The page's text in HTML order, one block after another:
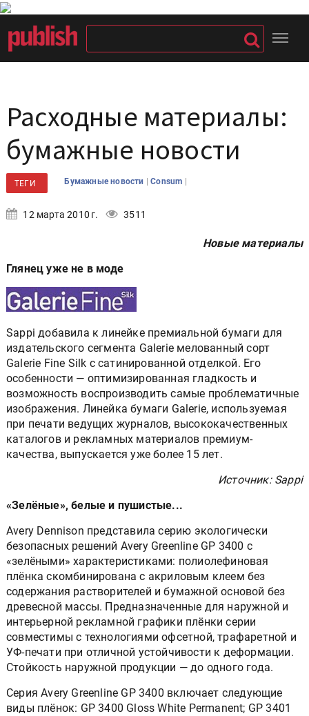
Расходные материалы:
бумажные новости
ТЕГИ Бумажные новости |Consum |
12 марта 2010 г. 3511
Новые материалы
Глянец уже не в моде
Sappi добавила к линейке премиальной бумаги для
издательского сегмента Galerie мелованный сорт
Galerie Fine Silk с сатинированной отделкой. Его
особенности — оптимизированная гладкость и
возможность воспроизводить самые проблематичные
изображения. Линейка бумаги Galerie, используемая
при печати ведущих журналов, высококачественных
каталогов и рекламных материалов премиум-
качества, выпускается уже более 15 лет.
Источник: Sappi
«Зелёные», белые и пушистые...
Avery Dennison представила серию экологически
безопасных решений Avery Greenline GP 3400 с
«зелёными» характеристиками: полиолефиновая
плёнка скомбинирована с акриловым клеем без
содержания растворителей и бумажной основой без
древесной массы. Предназначенные для наружной и
интерьерной рекламной графики плёнки серии
совместимы с технологиями офсетной, трафаретной и
УФ-печати при отличной устойчивости к деформации.
Стойкость наружной продукции — до одного года.
Серия Avery Greenline GP 3400 включает следующие
виды плёнок: GP 3400 Gloss White Permanent; GP 3401